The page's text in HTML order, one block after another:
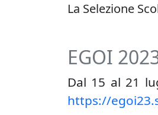
La Selezione
EGOI
Dal 15 al 21
https://